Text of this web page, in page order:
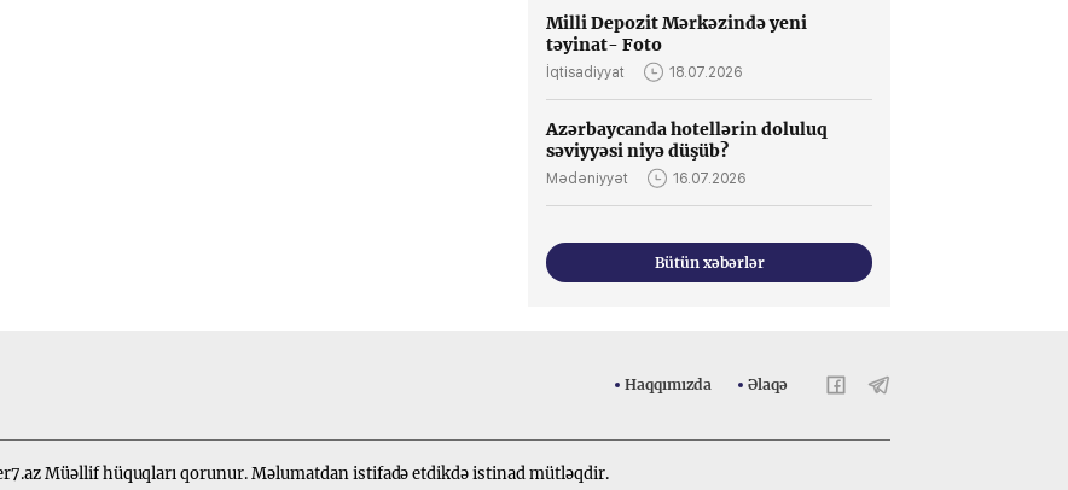
Milli Depozit Mərkəzində yeni
təyinat- Foto
İqtisadiyyat 18.07.2026
Azərbaycanda hotellərin doluluq
səviyyəsi niyə düşüb?
Mədəniyyət 16.07.2026
Bütün xəbərlər
Haqqımızda Əlaqə
Müəllif hüquqları qorunur. Məlumatdan istifadə etdikdə istinad mütləqdir.